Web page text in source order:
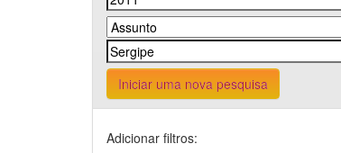
Iniciar uma nova pesquisa
Adicionar filtros: